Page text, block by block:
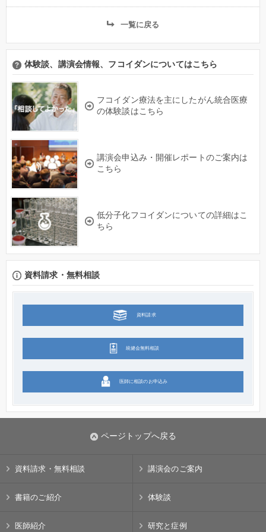
一覧に戻る
体験談、講演会情報、フコイダンについてはこちら
フコイダン療法を主にしたがん統合医療
の体験談はこちら
講演会申込み・開催レポートのご案内は
こちら
低分子化フコイダンについての詳細はこ
ちら
資料請求・無料相談
資料請求
統健会無料相談
医師に相談のお申込み
ページトップへ戻る
資料請求・無料相談 講演会のご案内
書籍のご紹介 体験談
医師紹介 研究と症例